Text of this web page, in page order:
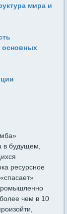
мира и
основных
в будущем,
ресурс­ное
чем в 10